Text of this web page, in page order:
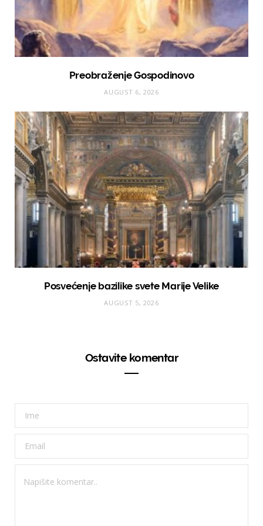
Preobraženje Gospodinovo
AUGUST 6, 2026
Posvećenje bazilike svete Marije Velike
AUGUST 5, 2026
Ostavite komentar